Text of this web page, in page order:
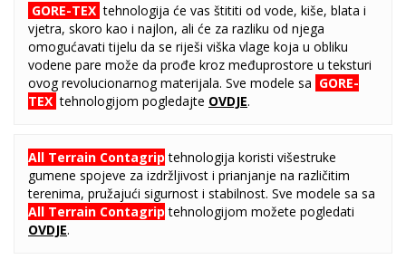
GORE-TEX tehnologija će vas štititi od vode, kiše, blata i
vjetra, skoro kao i najlon, ali će za razliku od njega
omogućavati tijelu da se riješi viška vlage koja u obliku
vodene pare može da prođe kroz međuprostore u teksturi
ovog revolucionarnog materijala. Sve modele sa GORE-
TEX tehnologijom pogledajte OVDJE.
All Terrain Contagrip tehnologija koristi višestruke
gumene spojeve za izdržljivost i prianjanje na različitim
terenima, pružajući sigurnost i stabilnost. Sve modele sa sa
All Terrain Contagrip tehnologijom možete pogledati
OVDJE.